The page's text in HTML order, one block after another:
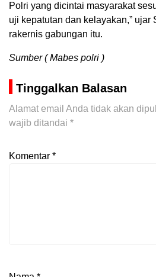
Polri yang dicintai masyarakat
uji kepatutan dan kelayakan,” ujar
rakernis gabungan itu.
Sumber ( Mabes polri )
Tinggalkan Balasan
Alamat email Anda tidak akan
wajib ditandai *
Komentar *